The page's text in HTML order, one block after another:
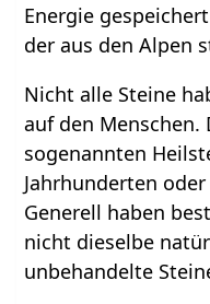
Energie
der aus den Alpen
Nicht alle Steine
auf den Menschen.
sogenannten
Jahrhunderten
Generell haben
nicht dieselbe
unbehandelte